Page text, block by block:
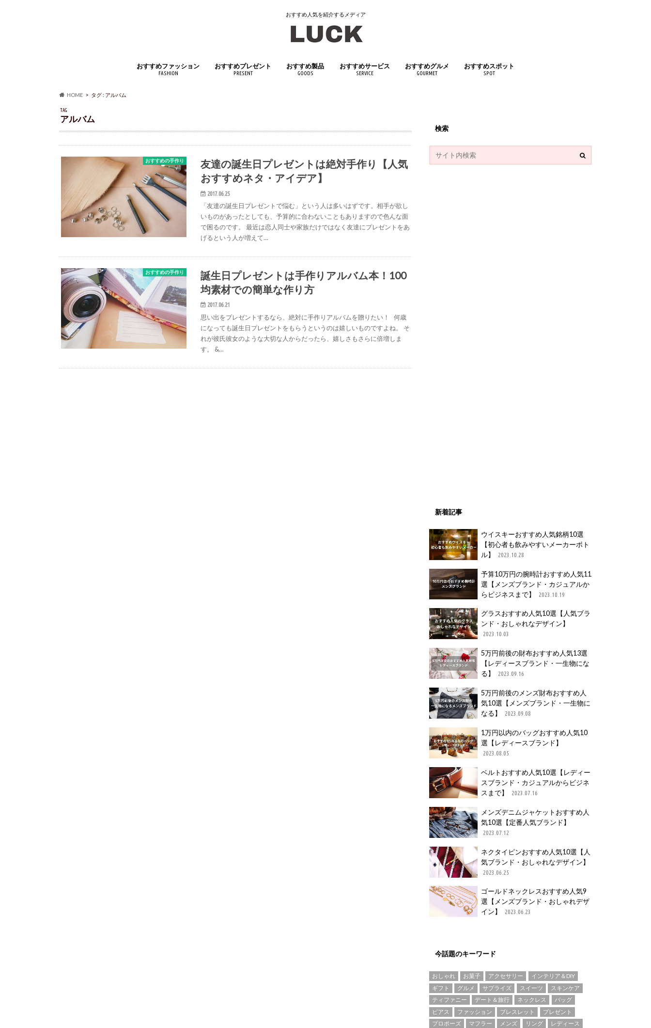
おすすめ人気を紹介するメディア
おすすめファッション
FASHION
おすすめプレゼント
PRESENT
おすすめ製品
GOODS
おすすめサービス
SERVICE
おすすめグルメ
GOURMET
おすすめスポット
SPOT
HOME タグ : アルバム
TAG
アルバム
おすすめの手作り
友達の誕生日プレゼントは絶対手作り【人気
おすすめネタ・アイデア】
2017.06.25
「友達の誕生日プレゼントで悩む」という人は多いはずです。相手が欲し
いものがあったとしても、予算的に合わないこともありますので色んな面
で困るのです。 最近は恋人同士や家族だけではなく友達にプレゼントをあ
げるという人が増えて…
おすすめの手作り
誕生日プレゼントは手作りアルバム本！100
均素材での簡単な作り方
2017.06.21
思い出をプレゼントするなら、絶対に手作りアルバムを贈りたい！ 何歳
になっても誕生日プレゼントをもらうというのは嬉しいものですよね。 そ
れが彼氏彼女のような大切な人からだったら、嬉しさもさらに倍増しま
す。 &…
検索
新着記事
ウイスキーおすすめ人気銘柄10選
【初心者も飲みやすいメーカーボト
ル】
2023.10.28
予算10万円の腕時計おすすめ人気11
選【メンズブランド・カジュアルか
らビジネスまで】
2023.10.19
グラスおすすめ人気10選【人気ブラ
ンド・おしゃれなデザイン】
2023.10.03
5万円前後の財布おすすめ人気13選
【レディースブランド・一生物にな
る】
2023.09.16
5万円前後のメンズ財布おすすめ人
気10選【メンズブランド・一生物に
なる】
2023.09.08
1万円以内のバッグおすすめ人気10
選【レディースブランド】
2023.08.05
ベルトおすすめ人気10選【レディー
スブランド・カジュアルからビジネ
スまで】
2023.07.16
メンズデニムジャケットおすすめ人
気10選【定番人気ブランド】
2023.07.12
ネクタイピンおすすめ人気10選【人
気ブランド・おしゃれなデザイン】
2023.06.25
ゴールドネックレスおすすめ人気9
選【メンズブランド・おしゃれデザ
イン】
2023.06.23
今話題のキーワード
おしゃれ お菓子 アクセサリー
インテリア＆DIY
ギフト
グルメ サプライズ スイーツ
スキンケア
ティファニー
デート＆旅行 ネックレス
バッグ
ピアス
ファッション ブレスレット
プレゼント
プロポーズ
マフラー メンズ リング
レディース